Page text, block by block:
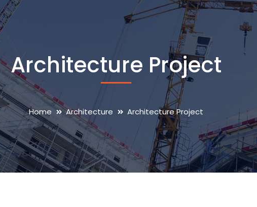
Architecture Project
Home Architecture Architecture Project